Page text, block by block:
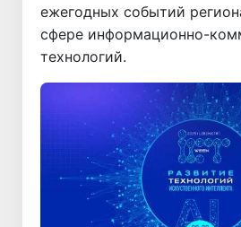
ежегодных событий
сфере информационно-
технологий.